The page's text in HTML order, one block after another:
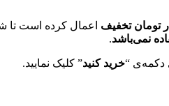
اعمال کرده است تا
نمی‌باشد.
دکمه‌ی “خرید کنید” کلیک نمایید.